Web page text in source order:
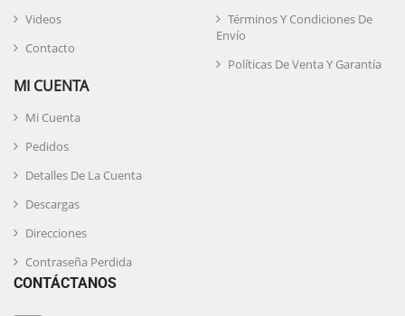
Videos
Contacto
Términos Y Condiciones De
Envío
Políticas De Venta Y Garantía
MI CUENTA
Mi Cuenta
Pedidos
Detalles De La Cuenta
Descargas
Direcciones
Contraseña Perdida
CONTÁCTANOS